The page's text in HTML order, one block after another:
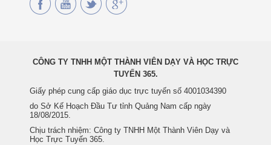
CÔNG TY TNHH MỘT THÀNH VIÊN DẠY VÀ HỌC TRỰC
TUYẾN 365.
Giấy phép cung cấp giáo dục trực tuyến số 4001034390
do Sở Kế Hoạch Đầu Tư tỉnh Quảng Nam cấp ngày
18/08/2015.
Chịu trách nhiệm: Công ty TNHH Một Thành Viên Dạy và
Học Trực Tuyến 365.